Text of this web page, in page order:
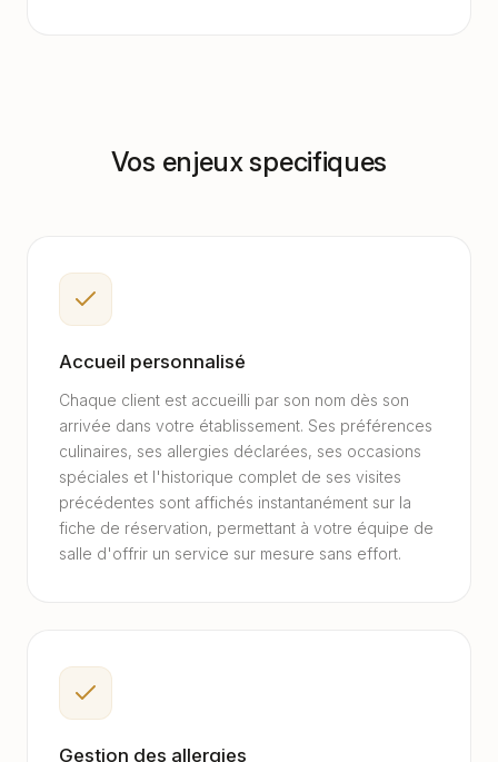
Vos enjeux specifiques
Accueil personnalisé
Chaque client est accueilli par son nom dès son
arrivée dans votre établissement. Ses préférences
culinaires, ses allergies déclarées, ses occasions
spéciales et l'historique complet de ses visites
précédentes sont affichés instantanément sur la
fiche de réservation, permettant à votre équipe de
salle d'offrir un service sur mesure sans effort.
Gestion des allergies